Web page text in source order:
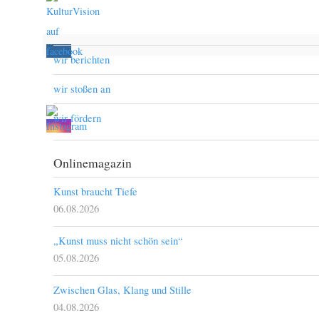
wir berichten
wir stoßen an
wir fördern
Onlinemagazin
Kunst braucht Tiefe
06.08.2026
„Kunst muss nicht schön sein“
05.08.2026
Zwischen Glas, Klang und Stille
04.08.2026